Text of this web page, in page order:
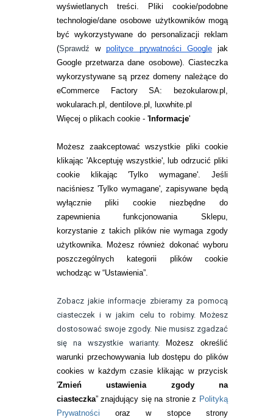
wyświetlanych treści.
Pliki cookie/podobne
technologie/dane osobowe użytkowników mogą
być wykorzystywane do personalizacji reklam
(Sprawdźwpolityce prywatności Googlejak
Google przetwarza dane osobowe). Ciasteczka
wykorzystywane są przez domeny należące do
eCommerce Factory SA: bezokularow.pl,
wokularach.pl, dentilove.pl, luxwhite.pl
Więcej o plikach cookie - 'Informacje'
Możesz zaakceptować wszystkie pliki cookie
klikając 'Akceptuję wszystkie', lub odrzucić pliki
cookie klikając 'Tylko wymagane'. Jeśli
naciśniesz 'Tylko wymagane', zapisywane będą
wyłącznie pliki cookie niezbędne do
zapewnienia funkcjonowania Sklepu,
korzystanie z takich plików nie wymaga zgody
użytkownika. Możesz również dokonać wyboru
poszczególnych kategorii plików cookie
wchodząc w “Ustawienia”.
Zobacz jakie informacje zbieramy za pomocą
ciasteczek i w jakim celu to robimy. Możesz
dostosować swoje zgody. Nie musisz zgadzać
się na wszystkie warianty.
Możesz określić
warunki przechowywania lub dostępu do plików
cookies w każdym czasie klikając w przycisk
'Zmień ustawienia zgody na
ciasteczka” znajdujący się na stronie z Polityką
Prywatności oraz w stopce strony
RANKINGI SOCZEWEK
SOCZEWKI KOLOROWE
Zwrot (odstąpienie od umowy)
ZMIEŃ USTAWIENIA ZGODY NA CIASTECZKA
22 113 44 42
732 08 08 72
e-mail:
kontakt@bezokularow.pl
© Copyright byBEZOKULARÓW.PL
| soczewki kontaktowe i płyny